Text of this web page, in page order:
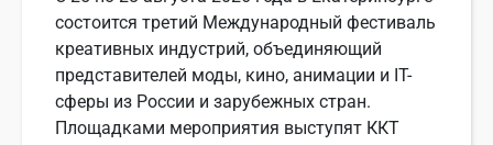
состоится третий Международный фестиваль
креативных индустрий, объединяющий
представителей моды, кино, анимации и IT-
сферы из России и зарубежных стран.
Площадками мероприятия выступят ККТ